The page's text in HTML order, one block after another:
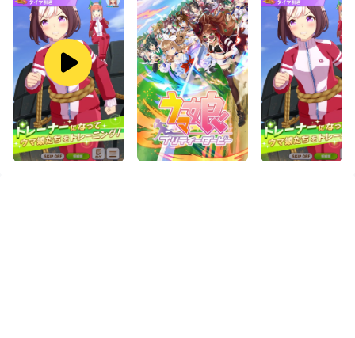
・LDPlayerをインストールしてGoogle Play ストアにロ
グインします。
・LDPla
yerを起動してゲームをプレイします。
スマホゲームをPCでプレイできるエミュレーター
「LDPlayer」でウマ娘をプレイするメリットを紹介しま
す。